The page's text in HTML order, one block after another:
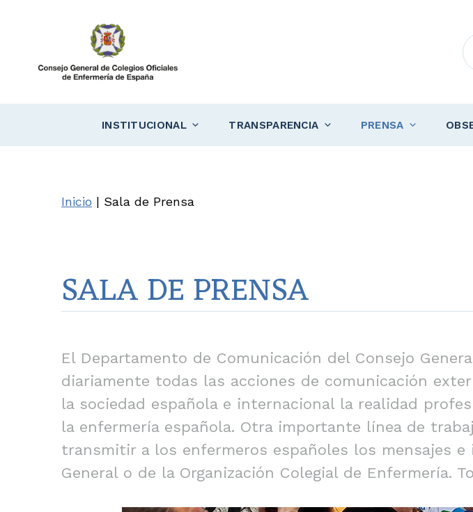
INSTITUCIONAL TRANSPARENCIA PRENSA
Inicio | Sala de Prensa
SALA DE PRENSA
El Departamento de Comunicación del Consejo
diariamente todas las acciones de comunicación
la sociedad española e internacional la realidad
la enfermería española. Otra importante línea de
transmitir a los enfermeros españoles los mensajes
General o de la Organización Colegial de Enfermería.